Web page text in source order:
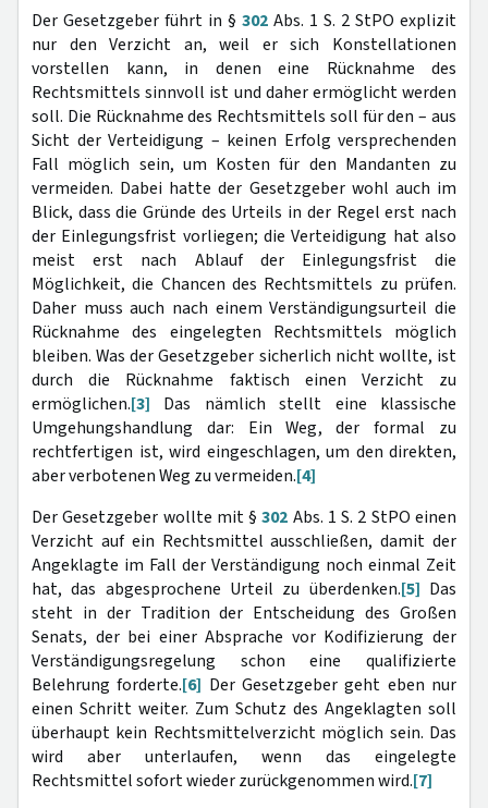
Der Gesetzgeber führt in § 302 Abs. 1 S. 2 StPO explizit
nur den Verzicht an, weil er sich Konstellationen
vorstellen kann, in denen eine Rücknahme des
Rechtsmittels sinnvoll ist und daher ermöglicht werden
soll. Die Rücknahme des Rechtsmittels soll für den – aus
Sicht der Verteidigung – keinen Erfolg versprechenden
Fall möglich sein, um Kosten für den Mandanten zu
vermeiden. Dabei hatte der Gesetzgeber wohl auch im
Blick, dass die Gründe des Urteils in der Regel erst nach
der Einlegungsfrist vorliegen; die Verteidigung hat also
meist erst nach Ablauf der Einlegungsfrist die
Möglichkeit, die Chancen des Rechtsmittels zu prüfen.
Daher muss auch nach einem Verständigungsurteil die
Rücknahme des eingelegten Rechtsmittels möglich
bleiben. Was der Gesetzgeber sicherlich nicht wollte, ist
durch die Rücknahme faktisch einen Verzicht zu
ermöglichen.[3] Das nämlich stellt eine klassische
Umgehungshandlung dar: Ein Weg, der formal zu
rechtfertigen ist, wird eingeschlagen, um den direkten,
aber verbotenen Weg zu vermeiden.[4]
Der Gesetzgeber wollte mit §302 Abs. 1 S. 2 StPO einen
Verzicht auf ein Rechtsmittel ausschließen, damit der
Angeklagte im Fall der Verständigung noch einmal Zeit
hat, das abgesprochene Urteil zu überdenken.[5] Das
steht in der Tradition der Entscheidung des Großen
Senats, der bei einer Absprache vor Kodifizierung der
Verständigungsregelung schon eine qualifizierte
Belehrung forderte.[6] Der Gesetzgeber geht eben nur
einen Schritt weiter. Zum Schutz des Angeklagten soll
überhaupt kein Rechtsmittelverzicht möglich sein. Das
wird aber unterlaufen, wenn das eingelegte
Rechtsmittel sofort wieder zurückgenommen wird.[7]